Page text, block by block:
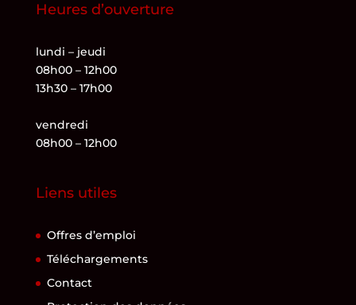
Heures d’ouverture
lundi – jeudi
08h00 – 12h00
13h30 – 17h00
vendredi
08h00 – 12h00
Liens utiles
Offres d’emploi
Téléchargements
Contact